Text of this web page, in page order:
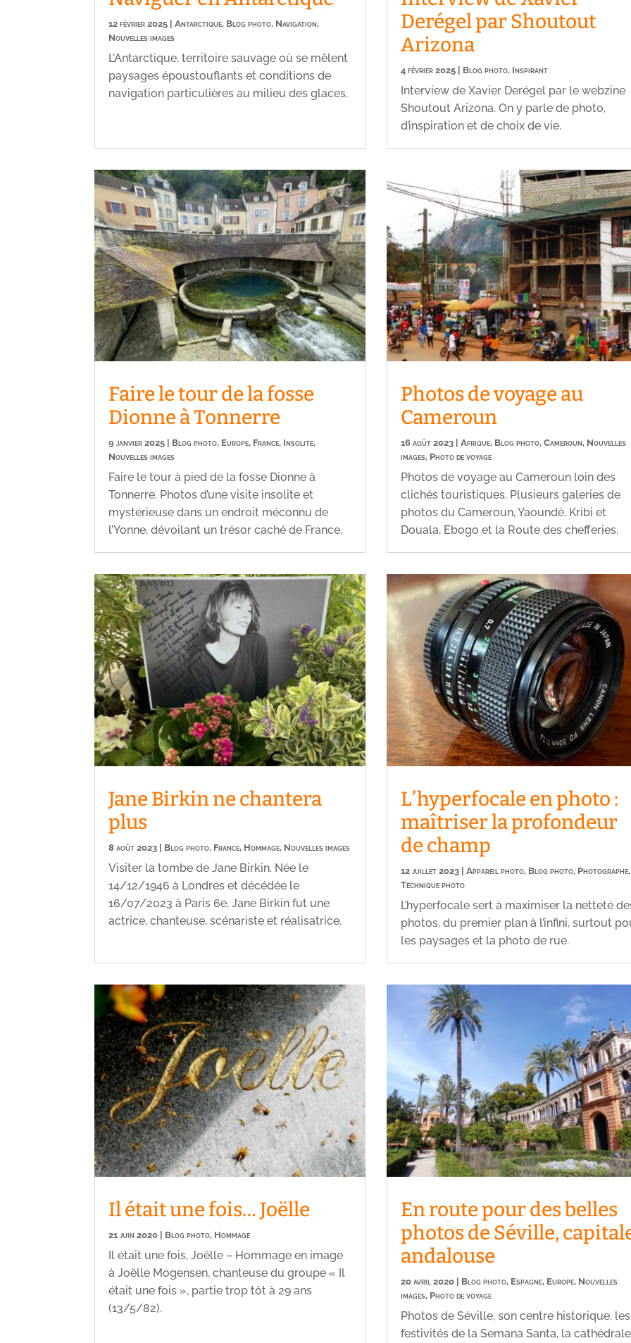
12 février 2025 |Antarctique, Blog photo, Navigation,
Nouvelles images
L’Antarctique, territoire sauvage où se mêlent
paysages époustouflants et conditions de
navigation particulières au milieu des glaces.
Derégel par Shoutout
Arizona
4 février 2025| Blog photo, Inspirant
Interview de Xavier Derégel par le webzine
Shoutout Arizona. On y parle de photo,
d’inspiration et de choix de vie.
Faire le tour de la fosse
Dionne à Tonnerre
9 janvier 2025 Blog photo, Europe, France, Insolite,
Nouvelles images
Faire le tour à pied de la fosse Dionne à
Tonnerre. Photos d’une visite insolite et
mystérieuse dans un endroit méconnu de
l’Yonne, dévoilant un trésor caché de France.
Photos de voyage au
Cameroun
16 août 2023| Afrique, Blog photo, Cameroun, Nouvelles
images, Photo de voyage
Photos de voyage au Cameroun loin des
clichés touristiques. Plusieurs galeries de
photos du Cameroun, Yaoundé, Kribi et
Douala, Ebogo et la Route des chefferies.
Jane Birkin ne chantera
plus
8 août 2023 Blog photo, France, Hommage, Nouvelles images
Visiter la tombe de Jane Birkin. Née le
14/12/1946 à Londres et décédée le
16/07/2023 à Paris 6e, Jane Birkin fut une
actrice, chanteuse, scénariste et réalisatrice.
L’hyperfocale en photo :
maîtriser la profondeur
de champ
12 juillet 2023| Appareil photo, Blog photo, Photographe,
Technique photo
L’hyperfocale sert à maximiser la netteté
photos, du premier plan à l’infini, surtout
les paysages et la photo de rue.
Il était une fois… Joëlle
21 juin 2020 Blog photo, Hommage
Il était une fois, Joëlle – Hommage en image
à Joëlle Mogensen, chanteuse du groupe « Il
était une fois », partie trop tôt à 29 ans
(13/5/82).
En route pour des belles
photos de Séville,
andalouse
20 avril 2020| Blog photo, Espagne, Europe, Nouvelles
images, Photo de voyage
Photos de Séville, son centre historique, les
festivités de la Semana Santa, la